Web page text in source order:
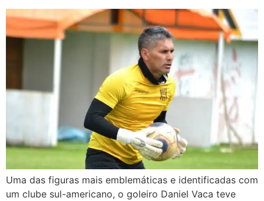
Uma das figuras mais emblemáticas e identificadas com
um clube sul-americano, o goleiro Daniel Vaca teve